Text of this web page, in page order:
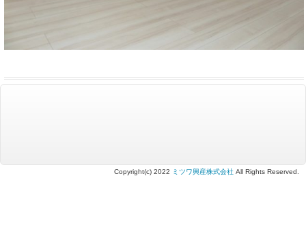
Copyright(c) 2022 ミツワ興産株式会社 All Rights Reserved.